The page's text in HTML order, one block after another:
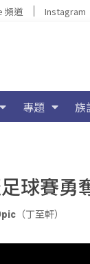
頻道 Instagram
專題 族
球賽勇
（丁至軒）